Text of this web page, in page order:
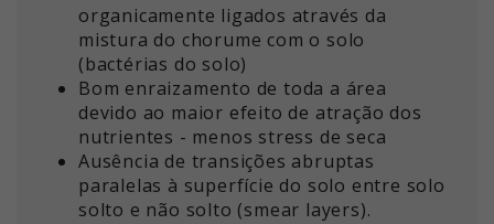
organicamente ligados através da
mistura do chorume com o solo
(bactérias do solo)
Bom enraizamento de toda a área
devido ao maior efeito de atração dos
nutrientes - menos stress de seca
Ausência de transições abruptas
paralelas à superfície do solo entre solo
solto e não solto (smear layers).